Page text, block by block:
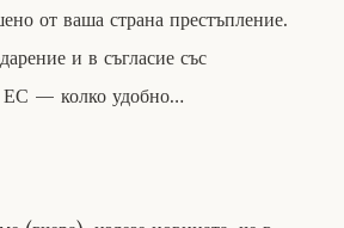
от ваша страна престъпление.
и в съгласие със
ЕС — колко удобно…